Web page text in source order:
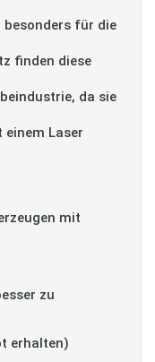
für die
finden diese
da sie
Laser
mit
zu
erhalten)